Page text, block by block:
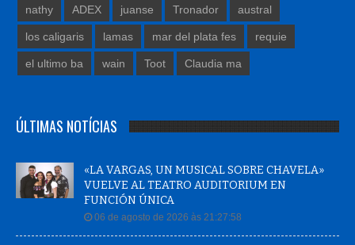
nathy ADEX juanse Tronador austral
los caligaris lamas mar del plata fes requie
el ultimo ba wain Toot Claudia ma
ÚLTIMAS NOTÍCIAS
«LA VARGAS, UN MUSICAL SOBRE CHAVELA»
VUELVE AL TEATRO AUDITORIUM EN
FUNCIÓN ÚNICA
06 de agosto de 2026 às 21:27:58